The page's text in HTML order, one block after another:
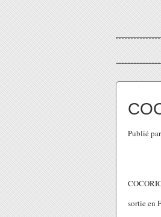
Publié
sortie en